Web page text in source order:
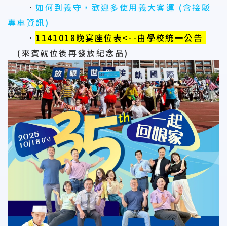
．如何到義守，歡迎多使用義大客運 (含接駁
專車資訊)
． 1141018晚宴座位表<--由學校統一公告
(來賓就位後再發放紀念品)